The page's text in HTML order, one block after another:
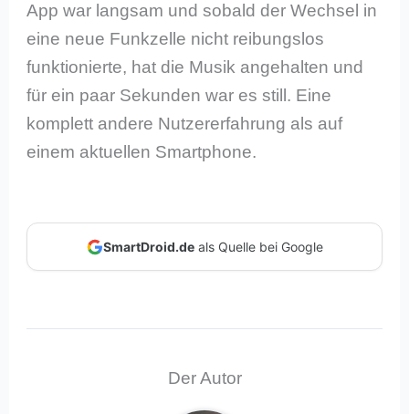
App war langsam und sobald der Wechsel in
eine neue Funkzelle nicht reibungslos
funktionierte, hat die Musik angehalten und
für ein paar Sekunden war es still. Eine
komplett andere Nutzererfahrung als auf
einem aktuellen Smartphone.
SmartDroid.deals Quelle bei Google
Der Autor